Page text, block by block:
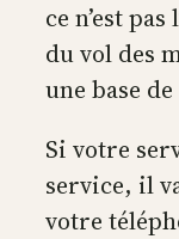
ce n’est
du vol des
une base
Si votre
service, il
votre